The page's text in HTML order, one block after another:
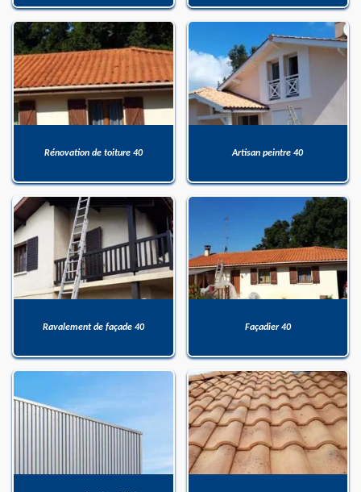
Rénovation de toiture 40 Artisan peintre 40
Ravalement de façade 40 Façadier 40